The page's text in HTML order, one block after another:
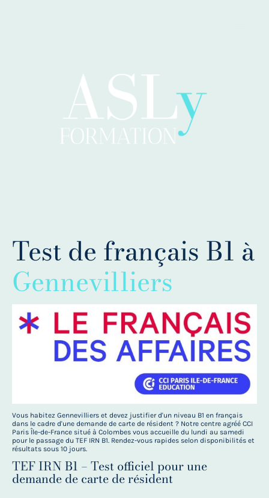
Test de français B1 à
Gennevilliers
Vous habitez Gennevilliers et devez justifier d'un niveau B1 en français
dans le cadre d'une demande de carte de résident ? Notre centre agréé CCI
Paris Île-de-France situé à Colombes vous accueille du lundi au samedi
pour le passage du TEF IRN B1. Rendez-vous rapides selon disponibilités et
résultats sous 10 jours.
TEF IRN B1 – Test officiel pour une
demande de carte de résident